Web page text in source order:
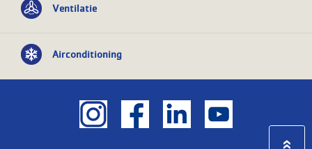
Ventilatie
Airconditioning